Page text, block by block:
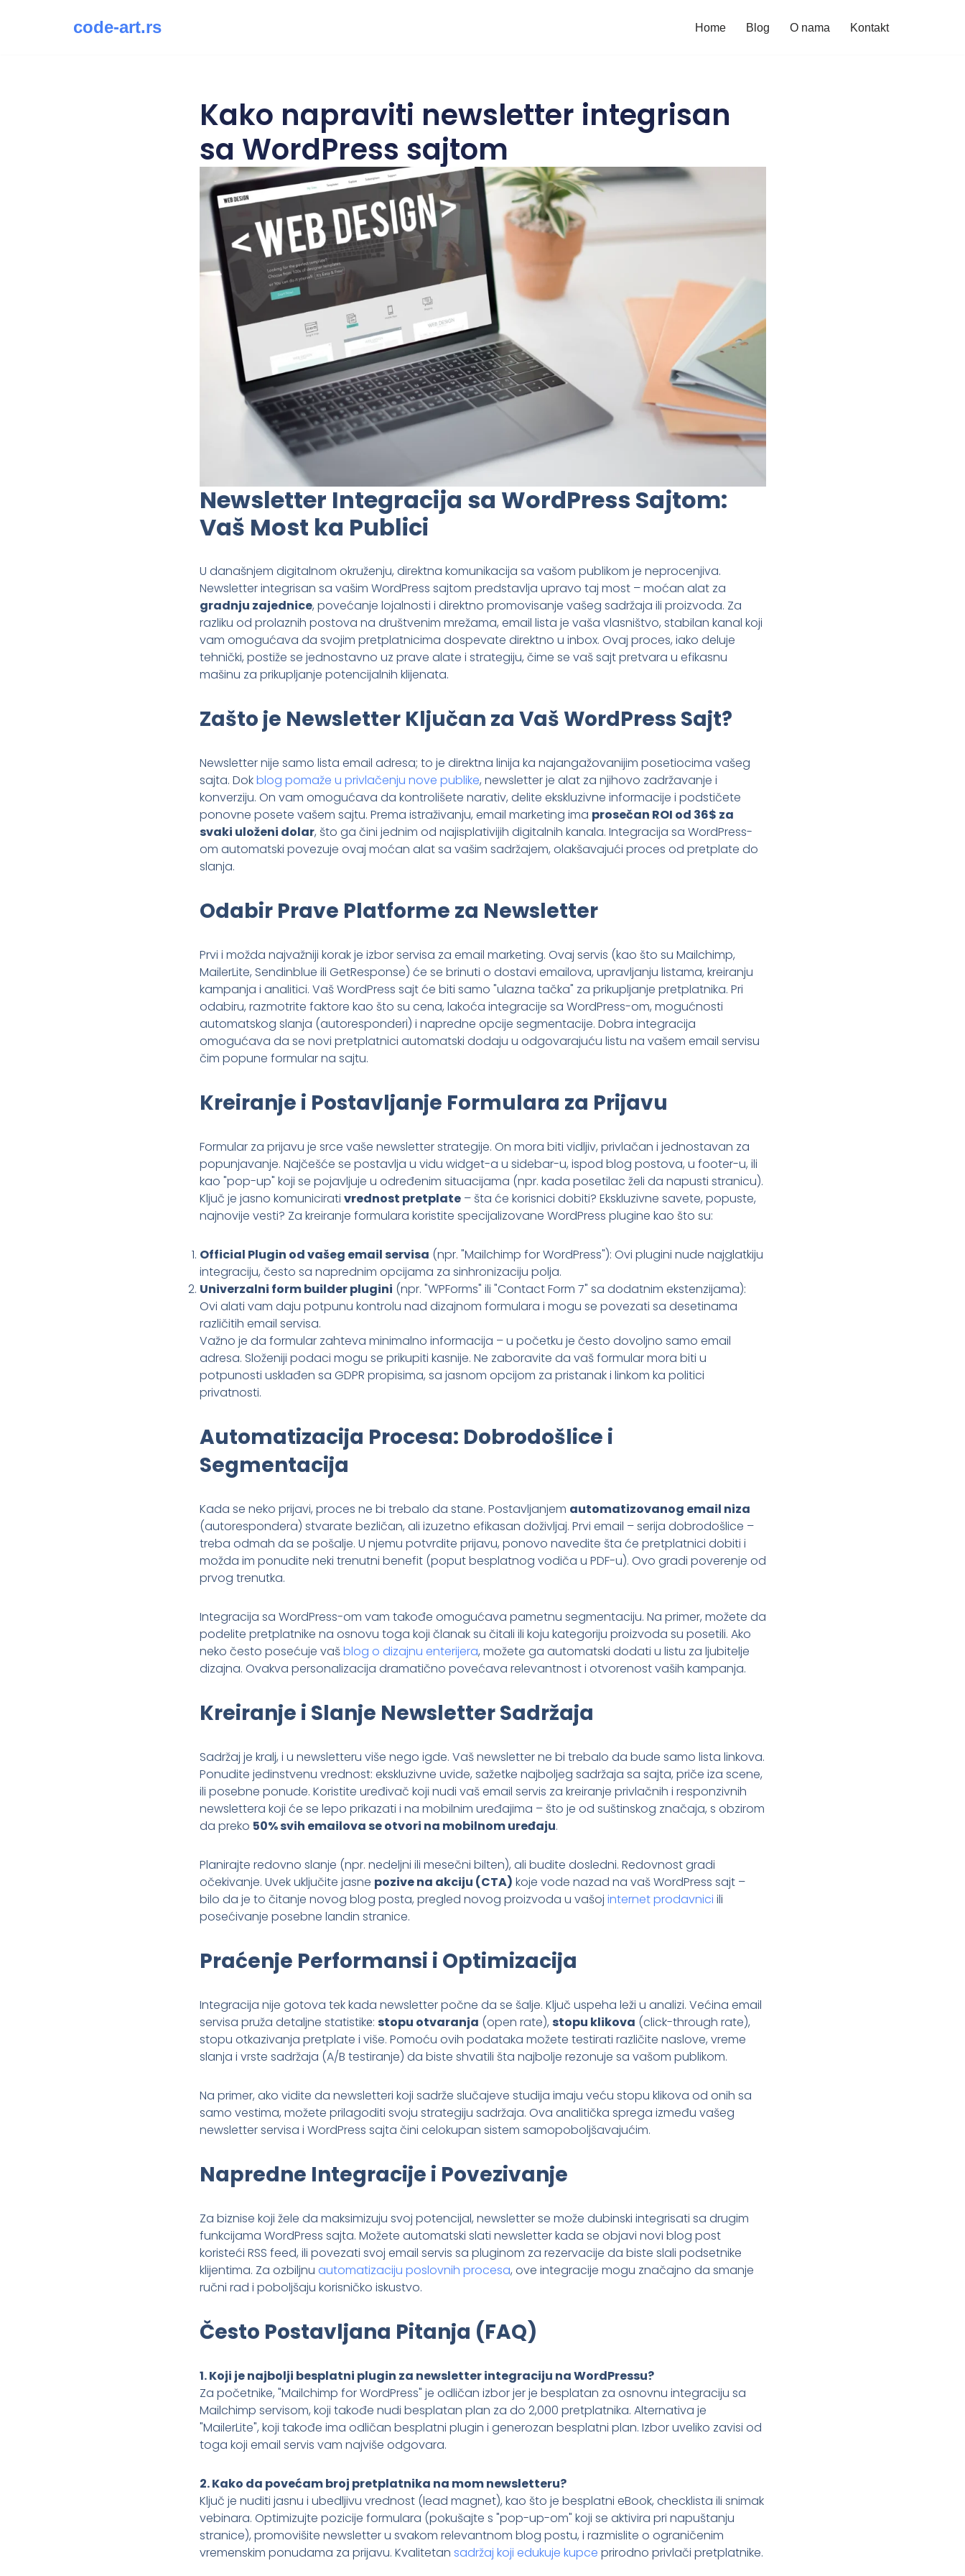
code-art.rs Home Blog O nama Kontakt
Kako napraviti newsletter integrisan
sa WordPress sajtom
Newsletter Integracija sa WordPress Sajtom:
Vaš Most ka Publici
U današnjem digitalnom okruženju, direktna komunikacija sa vašom publikom je neprocenjiva.
Newsletter integrisan sa vašim WordPress sajtom predstavlja upravo taj most – moćan alat za
gradnju zajednice, povećanje lojalnosti i direktno promovisanje vašeg sadržaja ili proizvoda. Za
razliku od prolaznih postova na društvenim mrežama, email lista je vaša vlasništvo, stabilan kanal koji
vam omogućava da svojim pretplatnicima dospevate direktno u inbox. Ovaj proces, iako deluje
tehnički, postiže se jednostavno uz prave alate i strategiju, čime se vaš sajt pretvara u efikasnu
mašinu za prikupljanje potencijalnih klijenata.
Zašto je Newsletter Ključan za Vaš WordPress Sajt?
Newsletter nije samo lista email adresa; to je direktna linija ka najangažovanijim posetiocima vašeg
sajta. Dokblog pomaže u privlačenju nove publike, newsletter je alat za njihovo zadržavanje i
konverziju. On vam omogućava da kontrolišete narativ, delite ekskluzivne informacije i podstičete
ponovne posete vašem sajtu. Prema istraživanju, email marketing ima prosečan ROI od 36$ za
svaki uloženi dolar, što ga čini jednim od najisplativijih digitalnih kanala. Integracija sa WordPress-
om automatski povezuje ovaj moćan alat sa vašim sadržajem, olakšavajući proces od pretplate do
slanja.
Odabir Prave Platforme za Newsletter
Prvi i možda najvažniji korak je izbor servisa za email marketing. Ovaj servis (kao što su Mailchimp,
MailerLite, Sendinblue ili GetResponse) će se brinuti o dostavi emailova, upravljanju listama, kreiranju
kampanja i analitici. Vaš WordPress sajt će biti samo "ulazna tačka" za prikupljanje pretplatnika. Pri
odabiru, razmotrite faktore kao što su cena, lakoća integracije sa WordPress-om, mogućnosti
automatskog slanja (autoresponderi) i napredne opcije segmentacije. Dobra integracija
omogućava da se novi pretplatnici automatski dodaju u odgovarajuću listu na vašem email servisu
čim popune formular na sajtu.
Kreiranje i Postavljanje Formulara za Prijavu
Formular za prijavu je srce vaše newsletter strategije. On mora biti vidljiv, privlačan i jednostavan za
popunjavanje. Najčešće se postavlja u vidu widget-a u sidebar-u, ispod blog postova, u footer-u, ili
kao "pop-up" koji se pojavljuje u određenim situacijama (npr. kada posetilac želi da napusti stranicu).
Ključ je jasno komunicirati vrednost pretplate– šta će korisnici dobiti? Ekskluzivne savete, popuste,
najnovije vesti? Za kreiranje formulara koristite specijalizovane WordPress plugine kao što su:
Official Plugin od vašeg email servisa (npr. "Mailchimp for WordPress"): Ovi plugini nude najglatkiju
integraciju, često sa naprednim opcijama za sinhronizaciju polja.
Univerzalni form builder plugini (npr. "WPForms" ili "Contact Form 7" sa dodatnim ekstenzijama):
Ovi alati vam daju potpunu kontrolu nad dizajnom formulara i mogu se povezati sa desetinama
različitih email servisa.
Važno je da formular zahteva minimalno informacija – u početku je često dovoljno samo email
adresa. Složeniji podaci mogu se prikupiti kasnije. Ne zaboravite da vaš formular mora biti u
potpunosti usklađen sa GDPR propisima, sa jasnom opcijom za pristanak i linkom ka politici
privatnosti.
Automatizacija Procesa: Dobrodošlice i
Segmentacija
Kada se neko prijavi, proces ne bi trebalo da stane. Postavljanjem automatizovanog email niza
(autorespondera) stvarate bezličan, ali izuzetno efikasan doživljaj. Prvi email – serija dobrodošlice –
treba odmah da se pošalje. U njemu potvrdite prijavu, ponovo navedite šta će pretplatnici dobiti i
možda im ponudite neki trenutni benefit (poput besplatnog vodiča u PDF-u). Ovo gradi poverenje od
prvog trenutka.
Integracija sa WordPress-om vam takođe omogućava pametnu segmentaciju. Na primer, možete da
podelite pretplatnike na osnovu toga koji članak su čitali ili koju kategoriju proizvoda su posetili. Ako
neko često posećuje vašblog o dizajnu enterijera, možete ga automatski dodati u listu za ljubitelje
dizajna. Ovakva personalizacija dramatično povećava relevantnost i otvorenost vaših kampanja.
Kreiranje i Slanje Newsletter Sadržaja
Sadržaj je kralj, i u newsletteru više nego igde. Vaš newsletter ne bi trebalo da bude samo lista linkova.
Ponudite jedinstvenu vrednost: ekskluzivne uvide, sažetke najboljeg sadržaja sa sajta, priče iza scene,
ili posebne ponude. Koristite uređivač koji nudi vaš email servis za kreiranje privlačnih i responzivnih
newslettera koji će se lepo prikazati i na mobilnim uređajima – što je od suštinskog značaja, s obzirom
da preko 50% svih emailova se otvori na mobilnom uređaju.
Planirajte redovno slanje (npr. nedeljni ili mesečni bilten), ali budite dosledni. Redovnost gradi
očekivanje. Uvek uključite jasne pozive na akciju (CTA) koje vode nazad na vaš WordPress sajt –
bilo da je to čitanje novog blog posta, pregled novog proizvoda u vašoj internet prodavnici ili
posećivanje posebne landin stranice.
Praćenje Performansi i Optimizacija
Integracija nije gotova tek kada newsletter počne da se šalje. Ključ uspeha leži u analizi. Većina email
servisa pruža detaljne statistikе: stopu otvaranja (open rate), stopu klikova (click-through rate),
stopu otkazivanja pretplate i više. Pomoću ovih podataka možete testirati različite naslove, vreme
slanja i vrste sadržaja (A/B testiranje) da biste shvatili šta najbolje rezonuje sa vašom publikom.
Na primer, ako vidite da newsletteri koji sadrže slučajeve studija imaju veću stopu klikova od onih sa
samo vestima, možete prilagoditi svoju strategiju sadržaja. Ova analitička sprega između vašeg
newsletter servisa i WordPress sajta čini celokupan sistem samopoboljšavajućim.
Napredne Integracije i Povezivanje
Za biznise koji žele da maksimizuju svoj potencijal, newsletter se može dubinski integrisati sa drugim
funkcijama WordPress sajta. Možete automatski slati newsletter kada se objavi novi blog post
koristeći RSS feed, ili povezati svoj email servis sa pluginom za rezervacije da biste slali podsetnike
klijentima. Za ozbiljnu automatizaciju poslovnih procesa, ove integracije mogu značajno da smanje
ručni rad i poboljšaju korisničko iskustvo.
Često Postavljana Pitanja (FAQ)
1. Koji je najbolji besplatni plugin za newsletter integraciju na WordPressu?
Za početnike, "Mailchimp for WordPress" je odličan izbor jer je besplatan za osnovnu integraciju sa
Mailchimp servisom, koji takođe nudi besplatan plan za do 2,000 pretplatnika. Alternativa je
"MailerLite", koji takođe ima odličan besplatni plugin i generozan besplatni plan. Izbor uveliko zavisi od
toga koji email servis vam najviše odgovara.
2. Kako da povećam broj pretplatnika na mom newsletteru?
Ključ je nuditi jasnu i ubedljivu vrednost (lead magnet), kao što je besplatni eBook, checklista ili snimak
vebinara. Optimizujte pozicije formulara (pokušajte s "pop-up-om" koji se aktivira pri napuštanju
stranice), promovišite newsletter u svakom relevantnom blog postu, i razmislite o ograničenim
vremenskim ponudama za prijavu. Kvalitetan sadržaj koji edukuje kupce prirodno privlači pretplatnike.